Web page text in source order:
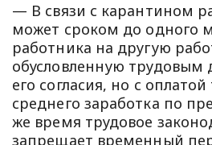
— В связи с карантином
может сроком до одного
работника на другую
обусловленную трудовым
его согласия, но с
среднего заработка по
же время трудовое
запрещает временный